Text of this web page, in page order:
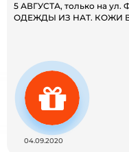
5 АВГУСТА, только на
ОДЕЖДЫ ИЗ НАТ. КОЖИ
04.09.2020